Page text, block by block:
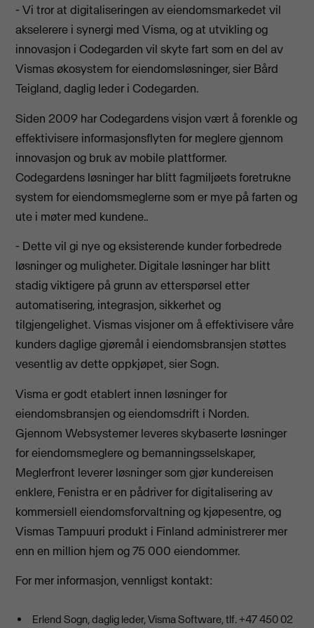
- Vi tror at digitaliseringen av eiendomsmarkedet vil
akselerere i synergi med Visma, og at utvikling og
innovasjon i Codegarden vil skyte fart som en del av
Vismas økosystem for eiendomsløsninger, sier Bård
Teigland, daglig leder i Codegarden.
Siden 2009 har Codegardens visjon vært å forenkle og
effektivisere informasjonsflyten for meglere gjennom
innovasjon og bruk av mobile plattformer.
Codegardens løsninger har blitt fagmiljøets foretrukne
system for eiendomsmeglerne som er mye på farten og
ute i møter med kundene..
- Dette vil gi nye og eksisterende kunder forbedrede
løsninger og muligheter. Digitale løsninger har blitt
stadig viktigere på grunn av etterspørsel etter
automatisering, integrasjon, sikkerhet og
tilgjengelighet. Vismas visjoner om å effektivisere våre
kunders daglige gjøremål i eiendomsbransjen støttes
vesentlig av dette oppkjøpet, sier Sogn.
Visma er godt etablert innen løsninger for
eiendomsbransjen og eiendomsdrift i Norden.
Gjennom Websystemer leveres skybaserte løsninger
for eiendomsmeglere og bemanningsselskaper,
Meglerfront leverer løsninger som gjør kundereisen
enklere, Fenistra er en pådriver for digitalisering av
kommersiell eiendomsforvaltning og kjøpesentre, og
Vismas Tampuuri produkt i Finland administrerer mer
enn en million hjem og 75 000 eiendommer.
For mer informasjon, vennligst kontakt:
Erlend Sogn, daglig leder, Visma Software, tlf. +47 450 02